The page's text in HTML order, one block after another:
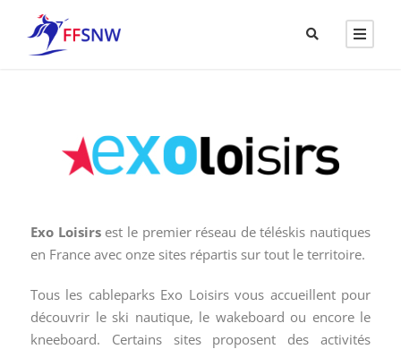
Exo Loisirsest le premier réseau de téléskis nautiques
en France avec onze sites répartis sur tout le territoire.
Tous les cableparks Exo Loisirs vous accueillent pour
découvrir le ski nautique, le wakeboard ou encore le
kneeboard. Certains sites proposent des activités